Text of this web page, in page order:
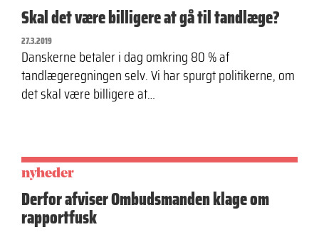
Skal det være billigere at gå til tandlæge?
27.3.2019
Danskerne betaler i dag omkring 80 % af
tandlægeregningen selv. Vi har spurgt politikerne, om
det skal være billigere at…
nyheder
Derfor afviser Ombudsmanden klage om
rapportfusk